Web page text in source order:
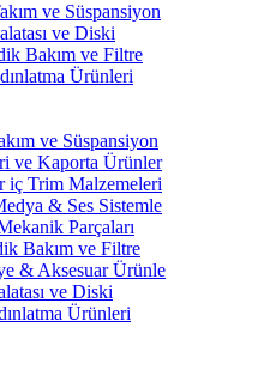
ve Süspansiyon
ve Diski
Bakım ve Filtre
Ürünleri
ve Süspansiyon
ve Kaporta Ürünler
iç Trim Malzemeleri
& Ses Sistemle
Parçaları
Bakım ve Filtre
& Aksesuar Ürünle
ve Diski
Ürünleri